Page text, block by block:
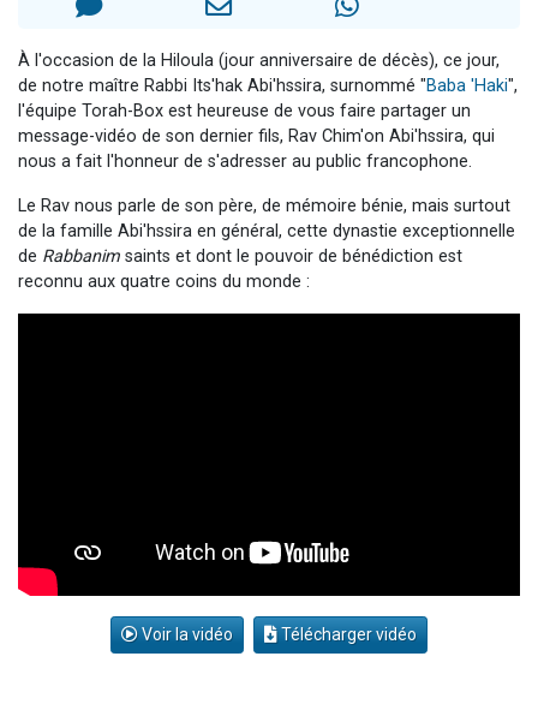
Il reste 49 places pour étudier en groupe sur Zoom
16 personnes viennent de faire un don pour Diane, 80 ans, dans un appartement insalubre
2 personnes viennent de nous rejoindre sur WhatsApp
À l'occasion de la Hiloula (jour anniversaire de décès), ce jour,
de notre maître Rabbi Its'hak Abi'hssira, surnommé "Baba 'Haki",
l'équipe Torah-Box est heureuse de vous faire partager un
message-vidéo de son dernier fils, Rav Chim'on Abi'hssira, qui
nous a fait l'honneur de s'adresser au public francophone.
Le Rav nous parle de son père, de mémoire bénie, mais surtout
de la famille Abi'hssira en général, cette dynastie exceptionnelle
de Rabbanim saints et dont le pouvoir de bénédiction est
reconnu aux quatre coins du monde :
Voir la vidéo Télécharger vidéo